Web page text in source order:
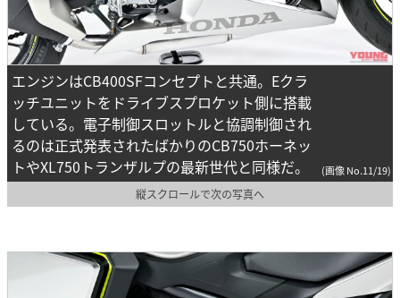
エンジンはCB400SFコンセプトと共通。Eクラ
ッチユニットをドライブスプロケット側に搭載
している。電子制御スロットルと協調制御され
るのは正式発表されたばかりのCB750ホーネッ
トやXL750トランザルプの最新世代と同様だ。
(画像 No.11/19)
縦スクロールで次の写真へ